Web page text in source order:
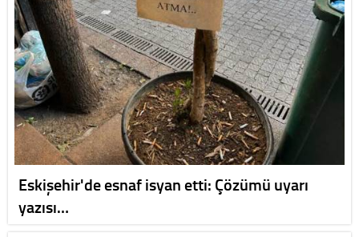
Eskişehir'de esnaf isyan etti: Çözümü uyarı
yazısı…